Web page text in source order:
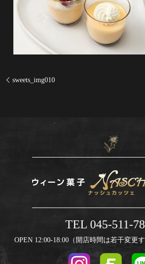
sweets_img010
TEL 045-511-
OPEN 12:00-18:00（開店時間は若干変更